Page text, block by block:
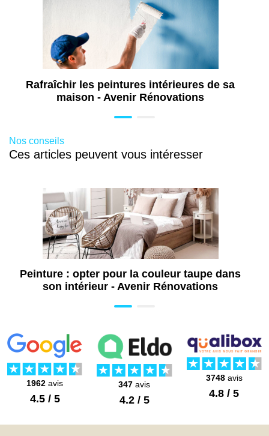
Travaux de peinture à Bordeaux (33)
Travaux de rénovation énergétique à
Bordeaux (33)
Rénovation toiture à Bordeaux (33)
Rafraîchir les peintures intérieures de sa
maison - Avenir Rénovations
Nos conseils
Ces articles peuvent vous intéresser
Peinture : opter pour la couleur taupe dans
son intérieur - Avenir Rénovations
1962 avis
4.5 / 5
347 avis
4.2 / 5
3748avis
4.8 / 5